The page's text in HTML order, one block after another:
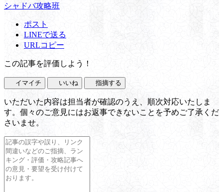
シャドバ攻略班
ポスト
LINEで送る
URLコピー
この記事を評価しよう！
イマイチ いいね 指摘する
いただいた内容は担当者が確認のうえ、順次対応いたしま
す。個々のご意見にはお返事できないことを予めご了承くだ
さいませ。